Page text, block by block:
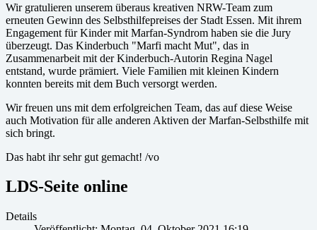
Wir gratulieren unserem überaus kreativen NRW-Team zum
erneuten Gewinn des Selbsthilfepreises der Stadt Essen. Mit ihrem
Engagement für Kinder mit Marfan-Syndrom haben sie die Jury
überzeugt. Das Kinderbuch "Marfi macht Mut", das in
Zusammenarbeit mit der Kinderbuch-Autorin Regina Nagel
entstand, wurde prämiert. Viele Familien mit kleinen Kindern
konnten bereits mit dem Buch versorgt werden.
Wir freuen uns mit dem erfolgreichen Team, das auf diese Weise
auch Motivation für alle anderen Aktiven der Marfan-Selbsthilfe mit
sich bringt.
Das habt ihr sehr gut gemacht! /vo
LDS-Seite online
Details